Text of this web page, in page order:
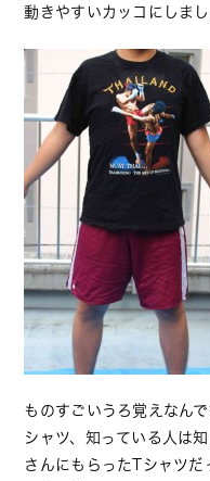
動きやすいカッコにしまし
ものすごいうろ覚えなん
シャツ、知っている人は
さんにもらったTシャツだ